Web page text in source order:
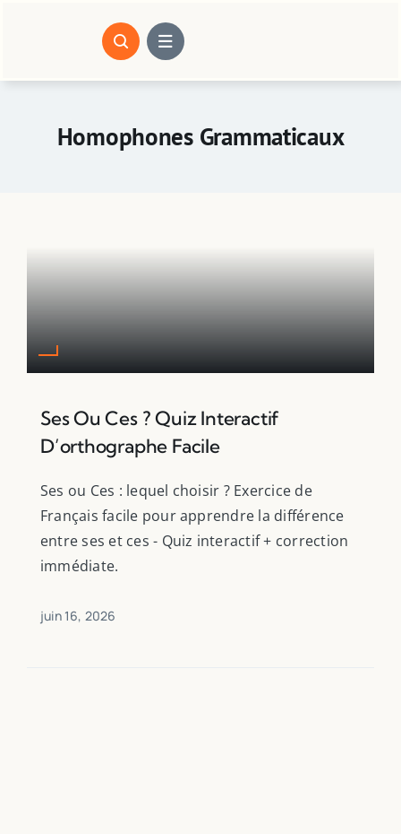
Homophones Grammaticaux
Ses Ou Ces ? Quiz Interactif
D’orthographe Facile
Ses ou Ces : lequel choisir ? Exercice de
Français facile pour apprendre la différence
entre ses et ces - Quiz interactif + correction
immédiate.
juin 16, 2026